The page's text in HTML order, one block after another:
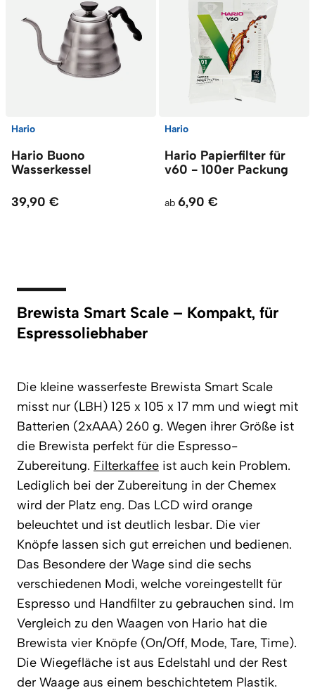
Hario
Hario Buono
Wasserkessel
39,90 €
Hario
Hario Papierfilter für
v60 - 100er Packung
ab 6,90 €
Brewista Smart Scale – Kompakt, für
Espressoliebhaber
Die kleine wasserfeste Brewista Smart Scale
misst nur (LBH) 125 x 105 x 17 mm und wiegt mit
Batterien (2xAAA) 260 g. Wegen ihrer Größe ist
die Brewista perfekt für die Espresso-
Zubereitung. Filterkaffee ist auch kein Problem.
Lediglich bei der Zubereitung in der Chemex
wird der Platz eng. Das LCD wird orange
beleuchtet und ist deutlich lesbar. Die vier
Knöpfe lassen sich gut erreichen und bedienen.
Das Besondere der Wage sind die sechs
verschiedenen Modi, welche voreingestellt für
Espresso und Handfilter zu gebrauchen sind. Im
Vergleich zu den Waagen von Hario hat die
Brewista vier Knöpfe (On/Off, Mode, Tare, Time).
Die Wiegefläche ist aus Edelstahl und der Rest
der Waage aus einem beschichtetem Plastik.